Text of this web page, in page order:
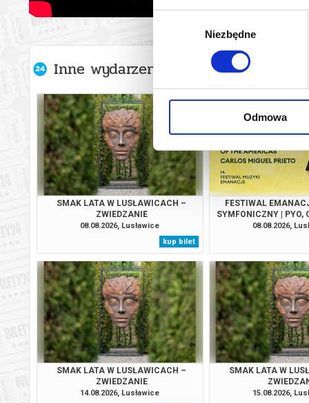
Wybór
Niezbędne
Odmowa
–
–
– dzieciom
–
– osobom z
– osobom
Medalem
–
Rady
–
poz. 305).
Osoby
zwiedzanie
*******
Bezpieczne
wysyłanym
Inne wydarzenia organizatora
SMAK LATA W LUSŁAWICACH –
ZWIEDZANIE
08.08.2026, Lusławice
kup bilet
FESTIWAL
SYMFONICZNY | PYO,
THE AMERICAS,
08.08.2026,
SMAK LATA W LUSŁAWICACH –
ZWIEDZANIE
14.08.2026, Lusławice
SMAK LATA W
15.08.2026,